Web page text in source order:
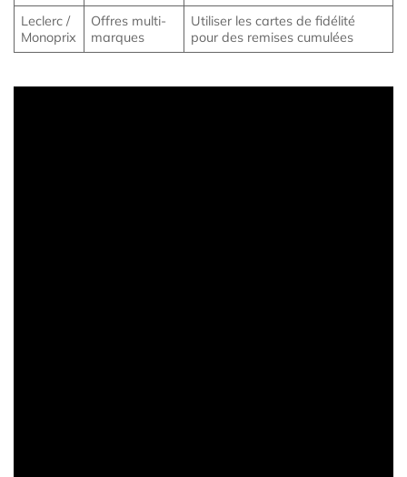
Leclerc /
Monoprix
Offres multi-
marques
Utiliser les cartes de fidélité
pour des remises cumulées